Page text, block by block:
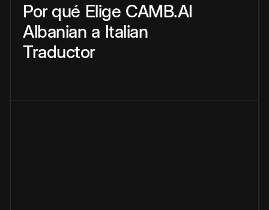
Por qué Elige CAMB.AI
Albanian a Italian
Traductor